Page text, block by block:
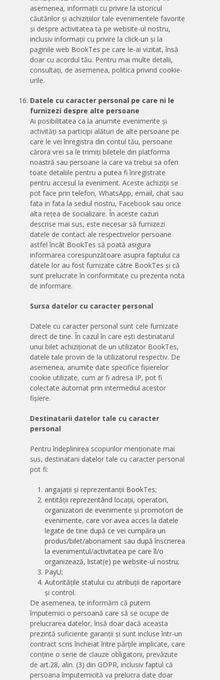
asemenea, informații cu privire la istoricul
căutărilor și achizițiilor tale evenimentele favorite
și despre activitatea ta pe website-ul nostru,
inclusiv informații cu privire la click-uri și la
paginile web BookTes pe care le-ai vizitat, însă
doar cu acordul tău. Pentru mai multe detalii,
consultați, de asemenea, politica privind cookie-
urile.
Datele cu caracter personal pe care ni le
furnizezi despre alte persoane
Ai posibilitatea ca la anumite evenimente și
activități sa participi alături de alte persoane pe
care le vei înregistra din contul tău, persoane
cărora vrei sa le trimiți biletele din platforma
noastră sau persoane la care va trebui sa oferi
toate detaliile pentru a putea fi înregistrate
pentru accesul la eveniment. Aceste achiziții se
pot face prin telefon, WhatsApp, email, chat sau
fata in fata la sediul nostru, Facebook sau orice
alta rețea de socializare. În aceste cazuri
descrise mai sus, este necesar să furnizezi
datele de contact ale respectivelor persoane
astfel încât BookTes să poată asigura
informarea corespunzătoare asupra faptului ca
datele lor au fost furnizate către BookTes și că
sunt prelucrate în conformitate cu prezenta nota
de informare.
Sursa datelor cu caracter personal
Datele cu caracter personal sunt cele furnizate
direct de tine. În cazul în care ești destinatarul
unui bilet achiziționat de un utilizator BookTes,
datele tale provin de la utilizatorul respectiv. De
asemenea, anumite date specifice fișierelor
cookie utilizate, cum ar fi adresa IP, pot fi
colectate automat prin intermediul acestor
fișiere.
Destinatarii datelor tale cu caracter
personal
Pentru îndeplinirea scopurilor menționate mai
sus, destinatarii datelor tale cu caracter personal
pot fi:
angajații și reprezentanții BookTes;
entității reprezentând locații, operatori,
organizatori de evenimente și promotori de
evenimente, care vor avea acces la datele
legate de tine după ce vei cumpăra un
produs/bilet/abonament sau după înscrierea
la evenimentul/activitatea pe care îl/o
organizează, listat(e) pe website-ul nostru;
PayU;
Autoritățile statului cu atribuții de raportare
și control.
De asemenea, te informăm că putem
împuternici o persoană care să se ocupe de
prelucrarea datelor, însă doar dacă aceasta
prezintă suficiente garanții și sunt incluse într-un
contract scris încheiat între părțile implicate, care
conține o serie de clauze obligatorii, prevăzute
de art.28, alin. (3) din GDPR, inclusiv faptul că
persoana împuternicită va prelucra date doar